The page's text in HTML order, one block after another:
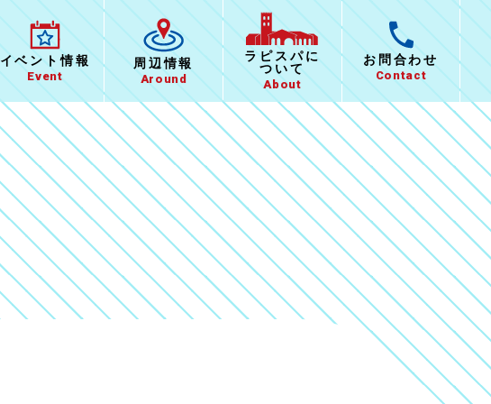
イベント情報
Event
周辺情報
Around
ラピスパに
ついて
About
お問合わせ
Contact